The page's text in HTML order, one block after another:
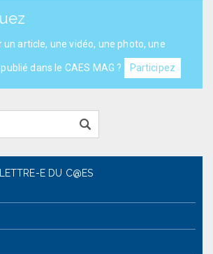
un article, une vidéo, une photo, une
dans le CAES MAG ? Participez
E DU C@ES